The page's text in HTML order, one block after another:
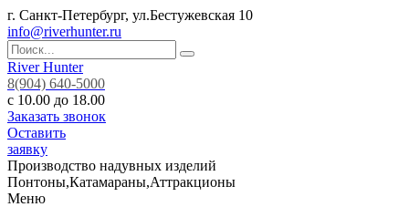
г. Санкт-Петербург, ул.Бестужевская 10
info@riverhunter.ru
River Hunter
8(904) 640-5000
с 10.00 до 18.00
Заказать звонок
Оставить
заявку
Производство надувных изделий
Понтоны,Катамараны,Аттракционы
Меню